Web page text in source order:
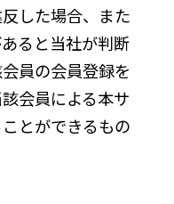
した場合、また
ると当社が判断
員の会員登録を
会員による本サ
とができるもの